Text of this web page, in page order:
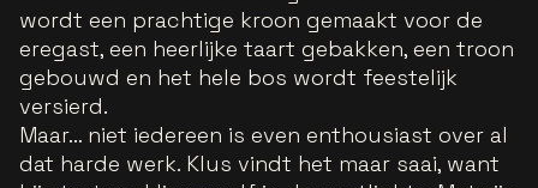
wordt een prachtige kroon gemaakt voor de
eregast, een heerlijke taart gebakken, een troon
gebouwd en het hele bos wordt feestelijk
versierd.
Maar… niet iedereen is even enthousiast over al
dat harde werk. Klus vindt het maar saai, want